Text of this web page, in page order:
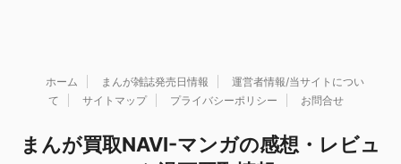
ホーム まんが雑誌発売日情報
運営者情報/当サイトについ
て
サイトマップ プライバシーポリシー お問合せ
まんが買取NAVI-マンガの感想・レビュ